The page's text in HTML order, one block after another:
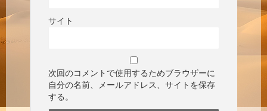
サイト
次回のコメントで使用するためブラウザーに
自分の名前、メールアドレス、サイトを保存
する。